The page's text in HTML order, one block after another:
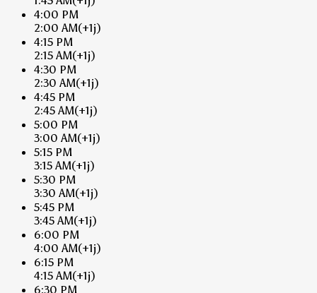
4:00 PM
2:00 AM(+1j)
4:15 PM
2:15 AM(+1j)
4:30 PM
2:30 AM(+1j)
4:45 PM
2:45 AM(+1j)
5:00 PM
3:00 AM(+1j)
5:15 PM
3:15 AM(+1j)
5:30 PM
3:30 AM(+1j)
5:45 PM
3:45 AM(+1j)
6:00 PM
4:00 AM(+1j)
6:15 PM
4:15 AM(+1j)
6:30 PM